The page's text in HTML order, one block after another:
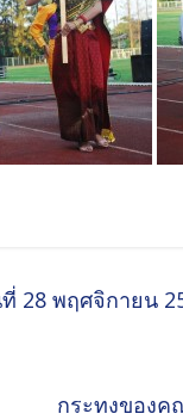
28 พฤศจิกายน
กระทงของค